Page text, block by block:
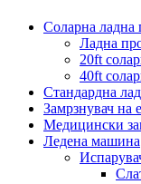
Соларна ладна
Ладна
20ft
40ft
Стандардна
Замрзнувач на
Медицински
Ледена машина